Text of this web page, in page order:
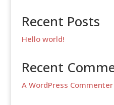
Recent Posts
Hello world!
Recent
A WordPress Commenter